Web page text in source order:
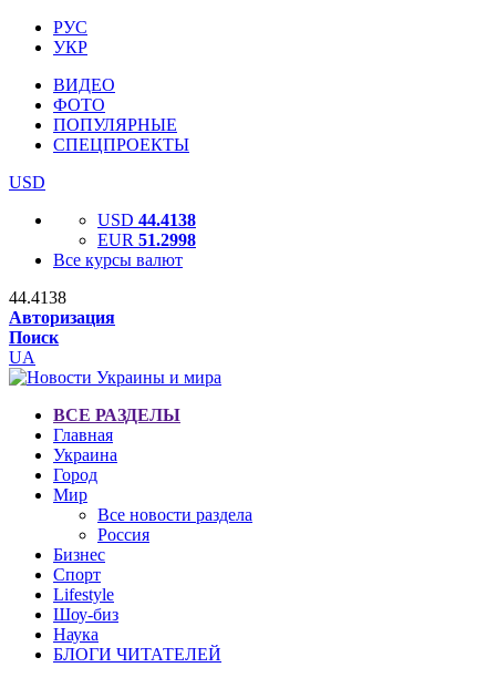
РУС
УКР
ВИДЕО
ФОТО
ПОПУЛЯРНЫЕ
СПЕЦПРОЕКТЫ
USD
USD 44.4138
EUR 51.2998
Все курсы валют
44.4138
Авторизация
Поиск
UA
ВСЕ РАЗДЕЛЫ
Главная
Украина
Город
Мир
Все новости раздела
Россия
Бизнес
Спорт
Lifestyle
Шоу-биз
Наука
БЛОГИ ЧИТАТЕЛЕЙ